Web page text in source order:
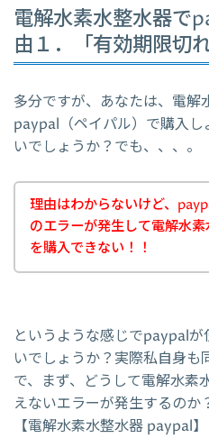
電解水素水整水器で
由１．「有効期限切れ
多分ですが、あなたは、電解
paypal（ペイパル）で購入し
いでしょうか？でも、、、。
理由はわからないけど、
のエラーが発生して電解水
を購入できない！！
というような感じでpaypal
いでしょうか？実際私自身も
で、まず、どうして電解水
えないエラーが発生するのか
【電解水素水整水器 paypal